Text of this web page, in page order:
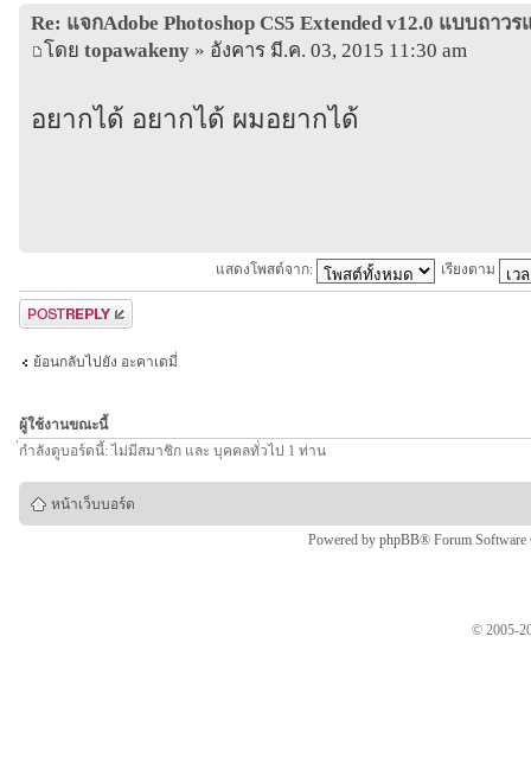
Re: แจกAdobe Photoshop CS5 Extended v12.0 แบบถาว
โดย topawakeny » อังคาร มี.ค. 03, 2015 11:30 am
อยากได้ อยากได้ ผมอยากได้
แสดงโพสต์จาก: เรียงตาม
ตอบกระทู้
ย้อนกลับไปยัง อะคาเดมี่
ผู้ใช้งานขณะนี้
่กำลังดูบอร์ดนี้: ไม่มีสมาชิก และ บุคคลทั่วไป 1 ท่าน
หน้าเว็บบอร์ด
Powered by phpBB® Forum
© 2005-